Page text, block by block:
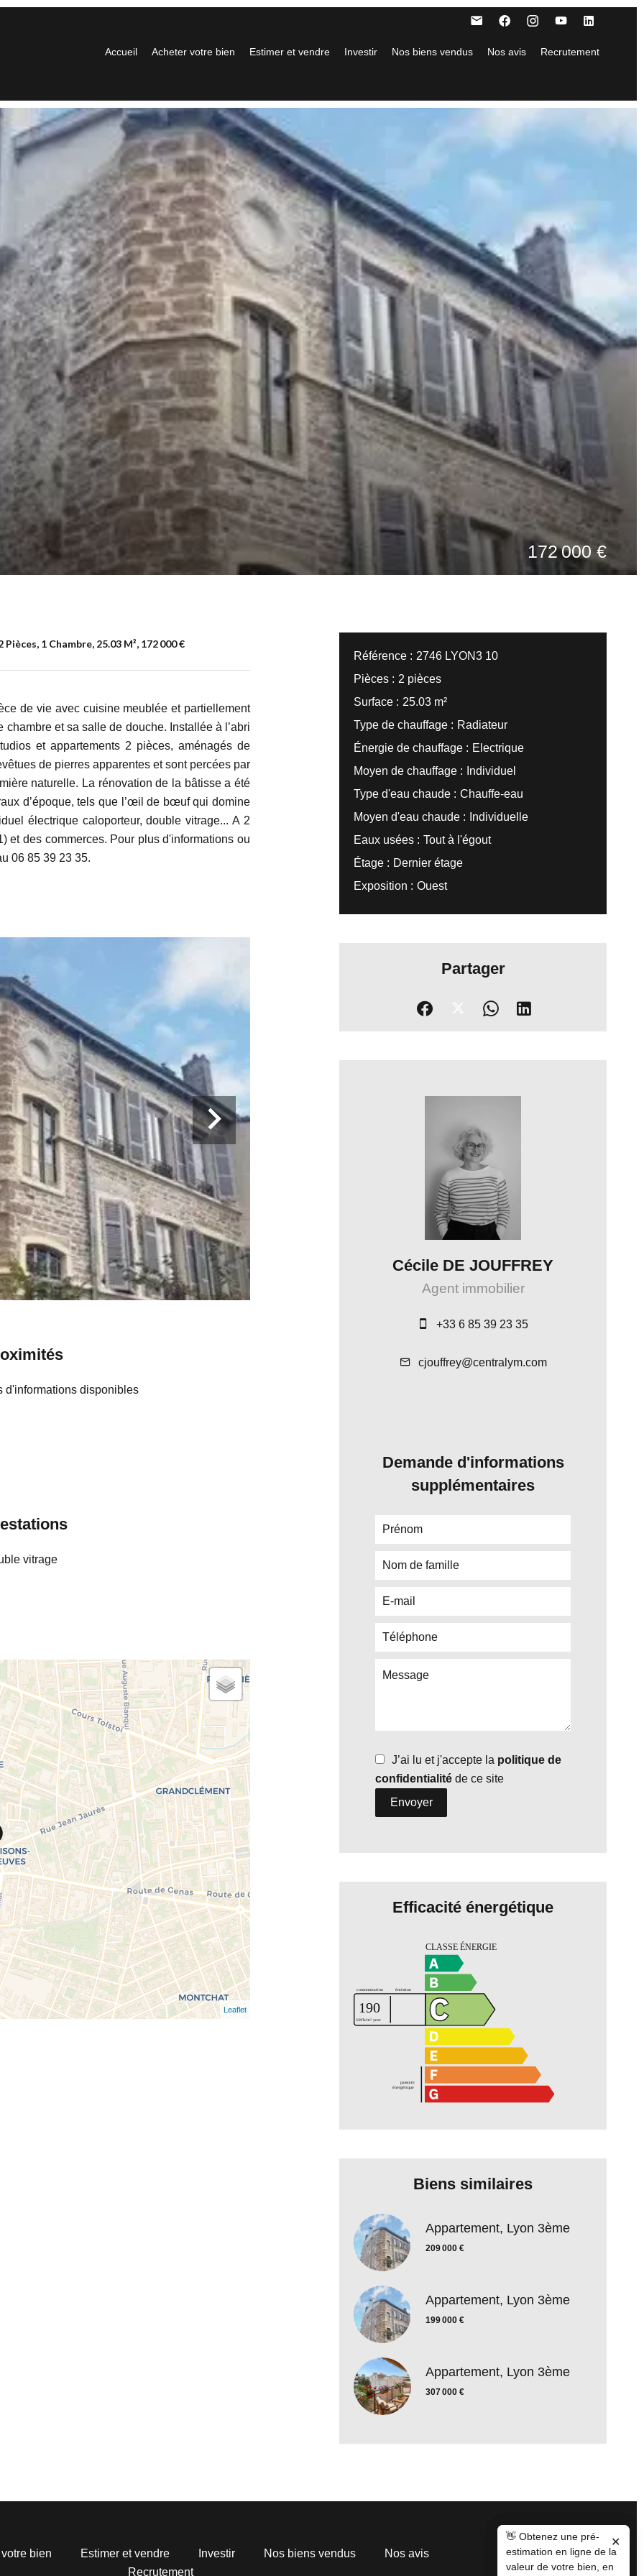
Accueil Acheter votre bien Estimer et vendre Investir Nos biens vendus Nos avis Recrutement
172 000 €
1 Chambre, 25.03 M², 172 000 €
de vie avec cuisine meublée et partiellement
et sa salle de douche. Installée à l’abri
et appartements 2 pièces, aménagés de
de pierres apparentes et sont percées par
naturelle. La rénovation de la bâtisse a été
d’époque, tels que l’œil de bœuf qui domine
électrique caloporteur, double vitrage... A 2
et des commerces. Pour plus d'informations ou
06 85 39 23 35.
d'informations disponibles
vitrage
Leaflet
Référence
2746 LYON3 10
Pièces
2 pièces
Surface
25.03 m²
Type de chauffage
Radiateur
Énergie de chauffage
Electrique
Moyen de chauffage
Individuel
Type d'eau chaude
Chauffe-eau
Moyen d'eau chaude
Individuelle
Eaux usées
Tout à l'égout
Étage
Dernier étage
Exposition
Ouest
Partager
Cécile DE JOUFFREY
Agent immobilier
+33 6 85 39 23 35
cjouffrey@centralym.com
Demande d'informations
supplémentaires
J’ai lu et j'accepte la politique de
confidentialité de ce site
Envoyer
Efficacité énergétique
Biens similaires
Appartement, Lyon 3ème
209 000 €
Appartement, Lyon 3ème
199 000 €
Appartement, Lyon 3ème
307 000 €
bien Estimer et vendre Investir Nos biens vendus
Nos avis
Recrutement
👋 Obtenez une pré-
estimation en ligne de la
valeur de votre bien, en
✕
👋 Obtenez une pré-
estimation en ligne de la
valeur de votre bien, en
✕